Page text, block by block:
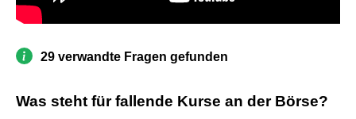
29 verwandte Fragen gefunden
Was steht für fallende Kurse an der Börse?